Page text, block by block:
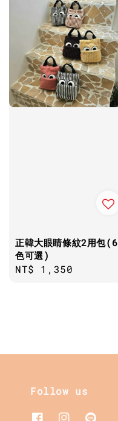
正韓大眼睛條紋2用包(6
色可選)
Regular
NT$ 1,350
Follow us